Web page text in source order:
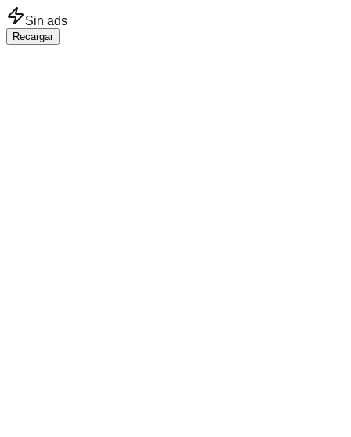
Saltar al contenido principal
Sin ads
Recargar